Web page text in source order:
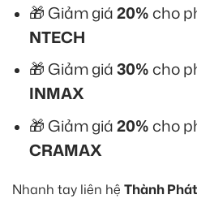
🎁 Giảm giá20%cho
NTECH
🎁 Giảm giá30%cho
INMAX
🎁 Giảm giá20%cho
CRAMAX
Nhanh tay liên hệ Thành